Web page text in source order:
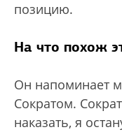
позицию.
На что похож
Он напоминает
Сократом.
наказать, я